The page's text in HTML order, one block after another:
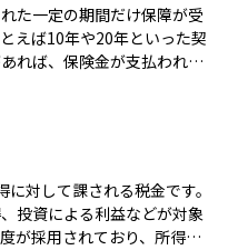
されます。途中で解約する
戻金しか戻らないこともあ
が前提となる保険です。
た一定の期間だけ保障が受
えば10年や20年といった契
れば、保険金が支払われま
適しています。貯蓄性はな
ある点が特徴です。
対して課される税金です。
投資による利益などが対象
が採用されており、所得が